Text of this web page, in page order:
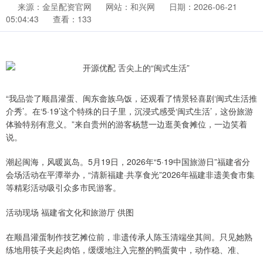
来源：金呈配资官网 网站：和兴网
日期：2026-06-21
05:04:43
查看：133
“我品尝了顺昌灌蛋、闽东畲族乌饭，还观看了情景轻喜剧‘闽式生活推
介秀’。在‘5·19’这个特殊的日子里，沉浸式感受‘闽式生活’，这份旅游
体验特别有意义。”来自贵州的游客杨慧一边逛美食摊位，一边笑着
说。
潮起闽海，风暖岚岛。5月19日，2026年“5·19中国旅游日”福建省分
会场活动在平潭举办，“清新福建·共享食光”2026年福建非遗美食市集
等精彩活动吸引众多市民游客。
活动现场 福建省文化和旅游厅 供图
在顺昌灌蛋制作技艺摊位前，非遗传承人陈玉清端坐其间。只见她熟
练地用筷子夹起肉馅，缓缓地注入完整的鸭蛋黄中，动作稳、准、